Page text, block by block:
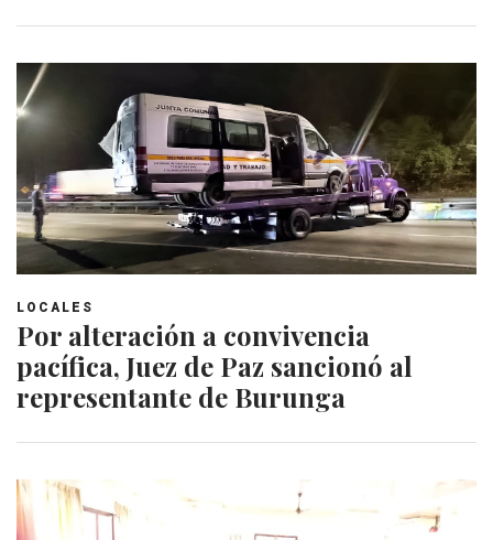
LOCALES
Por alteración a convivencia
pacífica, Juez de Paz sancionó al
representante de Burunga